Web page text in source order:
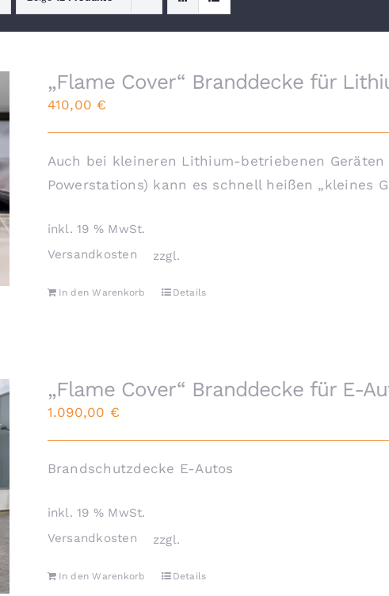
„Flame Cover“ Branddecke für
410,00 €
Auch bei kleineren Lithium-betriebenen
Powerstations) kann es schnell heißen „kleines
inkl. 19 % MwSt.
zzgl.
Versandkosten
In den Warenkorb Details
„Flame Cover“ Branddecke für E-
1.090,00 €
Brandschutzdecke E-Autos
inkl. 19 % MwSt.
zzgl.
Versandkosten
In den Warenkorb Details